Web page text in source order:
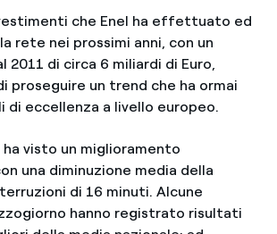
che Enel ha effettuato ed
rete nei prossimi anni, con un
2011 di circa 6 miliardi di Euro,
proseguire un trend che ha ormai
di eccellenza a livello europeo.
ha visto un miglioramento
una diminuzione media della
di 16 minuti. Alcune
hanno registrato risultati